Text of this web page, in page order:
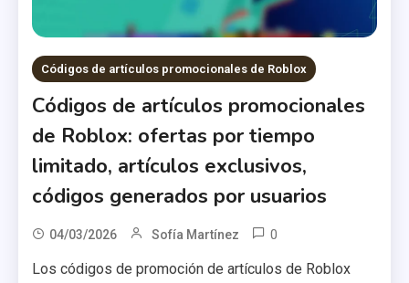
Códigos de artículos promocionales de Roblox
Códigos de artículos promocionales
de Roblox: ofertas por tiempo
limitado, artículos exclusivos,
códigos generados por usuarios
04/03/2026 Sofía Martínez 0
Los códigos de promoción de artículos de Roblox